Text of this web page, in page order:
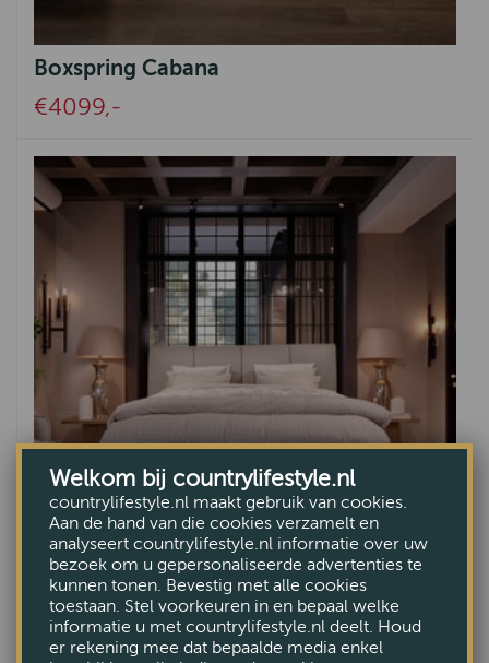
Boxspring Cabana
€4099,-
Boxspring Eugene
VANAF €3799,-
Welkom bij countrylifestyle.nl
countrylifestyle.nl maakt gebruik van cookies.
Aan de hand van die cookies verzamelt en
analyseert countrylifestyle.nl informatie over uw
bezoek om u gepersonaliseerde advertenties te
kunnen tonen. Bevestig met alle cookies
toestaan. Stel voorkeuren in en bepaal welke
informatie u met countrylifestyle.nl deelt. Houd
er rekening mee dat bepaalde media enkel